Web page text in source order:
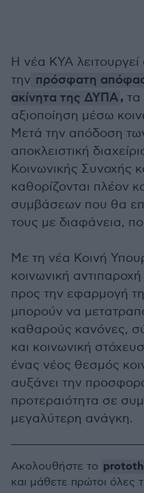
Η νέα ΚΥΑ
την πρόσφατη
ακίνητα της ΔΥΠΑ, τα
αξιοποίηση μέσω
Μετά την απόδοση
αποκλειστική
Κοινωνικής Συνοχής
καθορίζονται πλέον
συμβάσεων που θα
τους με διαφάνεια,
Με τη νέα Κοινή
κοινωνική
προς την εφαρμογή
μπορούν να
καθαρούς κανόνες,
και κοινωνική
ένας νέος θεσμός
αυξάνει την
προτεραιότητα σε
μεγαλύτερη ανάγκη.
Ακολουθήστε το
και μάθετε πρώτοι όλες